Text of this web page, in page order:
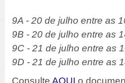
9A - 20 de julho entre as
9B - 20 de julho entre as
9C - 21 de julho entre as
9D - 21 de julho entre as
ConsulteAQUI o